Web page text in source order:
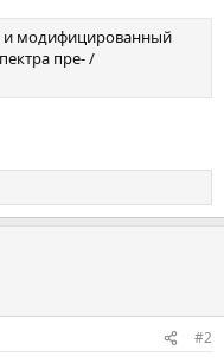
и модифицированный
пре- /
#2